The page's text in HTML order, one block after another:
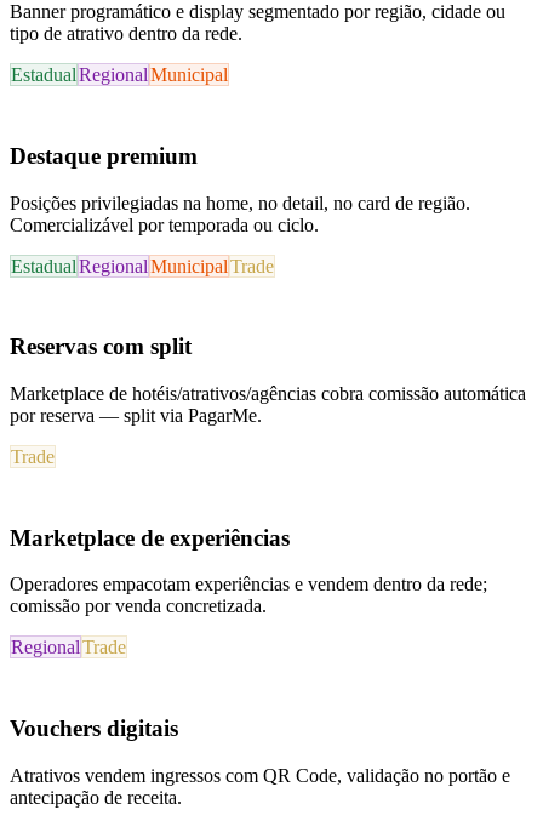
Banner programático e display segmentado por região, cidade ou
tipo de atrativo dentro da rede.
EstadualRegionalMunicipal
Destaque premium
Posições privilegiadas na home, no detail, no card de região.
Comercializável por temporada ou ciclo.
EstadualRegionalMunicipalTrade
Reservas com split
Marketplace de hotéis/atrativos/agências cobra comissão automática
por reserva — split via PagarMe.
Trade
Marketplace de experiências
Operadores empacotam experiências e vendem dentro da rede;
comissão por venda concretizada.
RegionalTrade
Vouchers digitais
Atrativos vendem ingressos com QR Code, validação no portão e
antecipação de receita.